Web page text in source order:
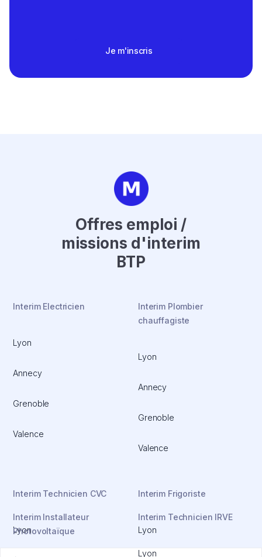
Je m'inscris
Offres emploi /
missions d'interim
BTP
Interim Electricien
Lyon
Annecy
Grenoble
Valence
Interim Plombier
chauffagiste
Lyon
Annecy
Grenoble
Valence
Interim Technicien CVC
Lyon
Interim Frigoriste
Lyon
Interim Installateur
Photovoltaïque
Interim Technicien IRVE
Lyon